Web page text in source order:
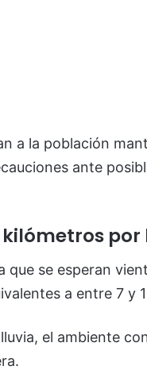
a la población
ante
por
se esperan
a entre 7 y
el ambiente